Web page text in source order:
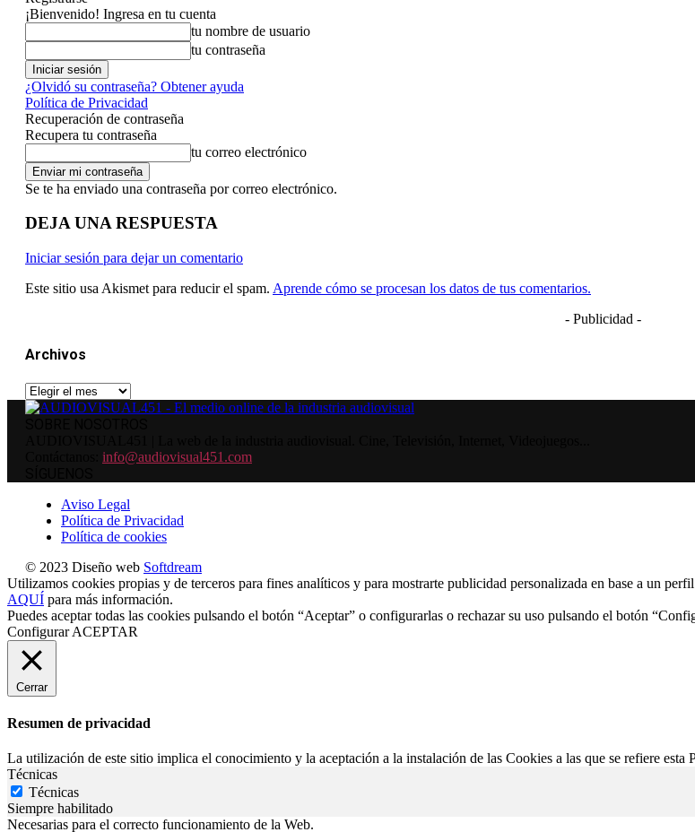
¡Bienvenido! Ingresa en tu cuenta
tu nombre de usuario
tu contraseña
¿Olvidó su contraseña? Obtener ayuda
Política de Privacidad
Recuperación de contraseña
Recupera tu contraseña
tu correo electrónico
Se te ha enviado una contraseña por correo electrónico.
DEJA UNA RESPUESTA
Iniciar sesión para dejar un comentario
Este sitio usa Akismet para reducir el spam. Aprende cómo se procesan los datos de tus comentarios.
- Publicidad -
Archivos
Archivos
info@audiovisual451.com
Aviso Legal
Política de Privacidad
Política de cookies
© 2023 Diseño web Softdream
Utilizamos cookies propias y de terceros para fines analíticos y para mostrarte publicidad personalizada en base a un
AQUÍ para más información.
Puedes aceptar todas las cookies pulsando el botón “Aceptar” o configurarlas o rechazar su uso pulsando el botón
Configurar ACEPTAR
Cerrar
Resumen de privacidad
La utilización de este sitio implica el conocimiento y la aceptación a la instalación de las Cookies a las que se refiere esta
Técnicas
Técnicas
Siempre habilitado
Necesarias para el correcto funcionamiento de la Web.